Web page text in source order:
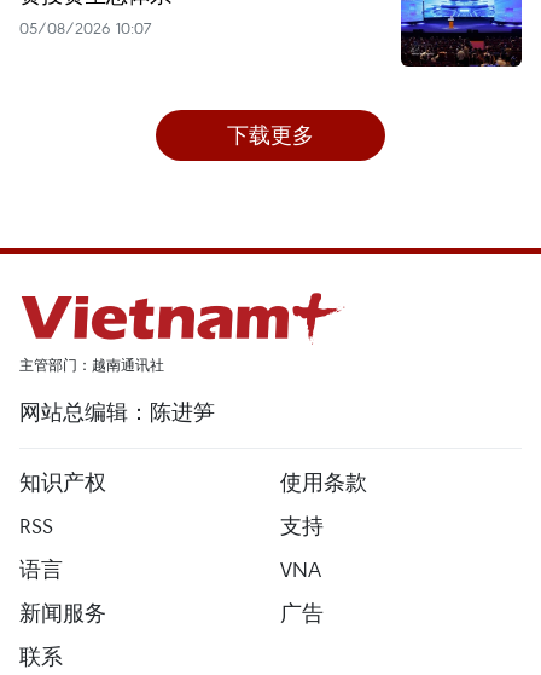
05/08/2026 10:07
下载更多
主管部门：越南通讯社
网站总编辑：陈进笋
知识产权
使用条款
RSS
支持
语言
VNA
新闻服务
广告
联系